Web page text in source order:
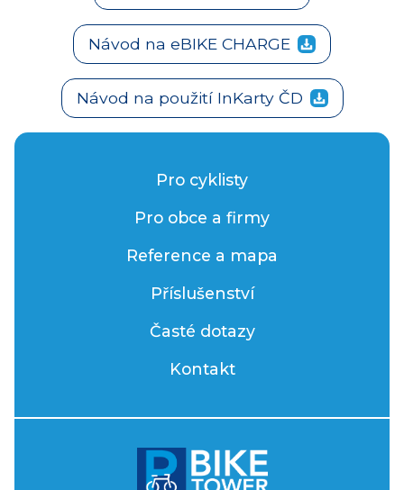
Návod na eBIKE CHARGE
Návod na použití InKarty ČD
Pro cyklisty
Pro obce a firmy
Reference a mapa
Příslušenství
Časté dotazy
Kontakt